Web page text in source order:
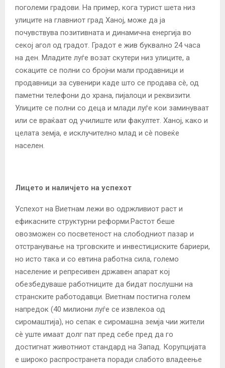
поголеми градови. На пример, кога турист шета низ
улиците на главниот град Ханој, може да ја
почувствува позитивната и динамична енергија во
секој агол од градот. Градот е жив буквално 24 часа
на ден. Младите луѓе возат скутери низ улиците, а
сокаците се полни со бројни мали продавници и
продавници за сувенири каде што се продава сè, од
паметни телефони до храна, пијалоци и реквизити.
Улиците се полни со деца и млади луѓе кои заминуваат
или се враќаат од училиште или факултет. Ханој, како и
целата земја, е исклучително млад и сè повеќе
населен.
Лицето и наличјето на успехот
Успехот на Виетнам лежи во одржливиот раст и
ефикасните структурни реформи.Растот беше
овозможен со посветеност на слободниот пазар и
отстранување на трговските и инвестициските бариери,
но исто така и со евтина работна сила, големо
население и репресивен државен апарат кој
обезбедуваше работниците да бидат послушни на
странските работодавци. Виетнам постигна голем
напредок (40 милиони луѓе се извлекоа од
сиромаштија), но сепак е сиромашна земја чии жители
сè уште имаат долг пат пред себе пред да го
достигнат животниот стандард на Запад. Корупцијата
е широко распространета поради слабото владеење